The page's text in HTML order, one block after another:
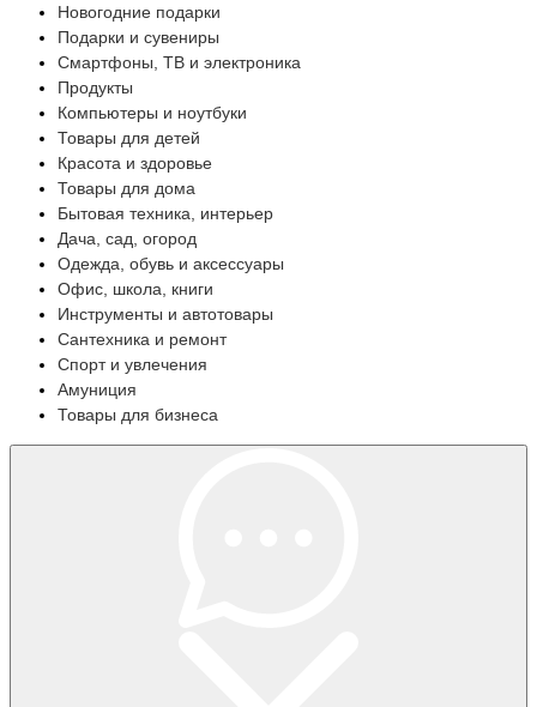
Новогодние подарки
Подарки и сувениры
Смартфоны, ТВ и электроника
Продукты
Компьютеры и ноутбуки
Товары для детей
Красота и здоровье
Товары для дома
Бытовая техника, интерьер
Дача, сад, огород
Одежда, обувь и аксессуары
Офис, школа, книги
Инструменты и автотовары
Сантехника и ремонт
Спорт и увлечения
Амуниция
Товары для бизнеса